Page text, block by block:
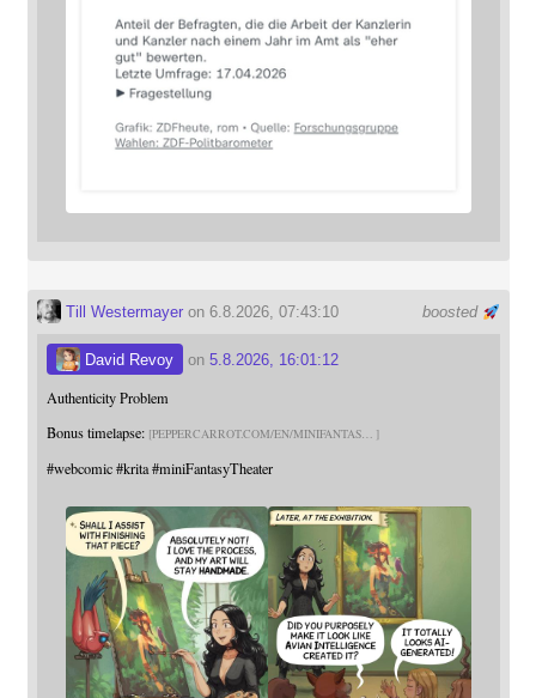
boosted
Till Westermayeron 6.8.2026, 07:43:10
David Revoy on 5.8.2026, 16:01:12
Authenticity Problem
Bonus timelapse: PEPPERCARROT.COM/EN/MINIFANTAS
#webcomic #krita #miniFantasyTheater